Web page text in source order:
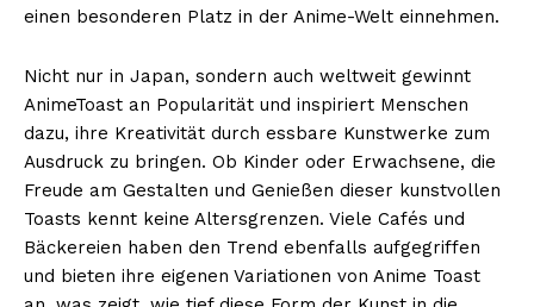
Nachrichtenhype
einen besonderen Platz in der Anime-Welt einnehmen.
Nicht nur in Japan, sondern auch weltweit gewinnt
AnimeToast an Popularität und inspiriert Menschen
dazu, ihre Kreativität durch essbare Kunstwerke zum
Ausdruck zu bringen. Ob Kinder oder Erwachsene, die
Freude am Gestalten und Genießen dieser kunstvollen
Toasts kennt keine Altersgrenzen. Viele Cafés und
Bäckereien haben den Trend ebenfalls aufgegriffen
und bieten ihre eigenen Variationen von Anime Toast